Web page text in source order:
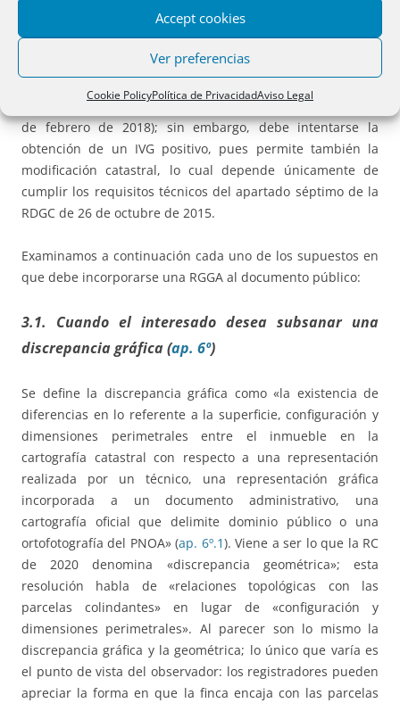
Accept cookies
Ver preferencias
Cookie PolicyPolítica de PrivacidadAviso Legal
comunicación establecido en la RDGC de 26 de octubre de
2015.
la inscripción en el Registro de la Propiedad (RDGRN de 6
de febrero de 2018); sin embargo, debe intentarse la
obtención de un IVG positivo, pues permite también la
modificación catastral, lo cual depende únicamente de
cumplir los requisitos técnicos del apartado séptimo de la
RDGC de 26 de octubre de 2015.
Examinamos a continuación cada uno de los supuestos en
que debe incorporarse una RGGA al documento público:
3.1. Cuando el interesado desea subsanar una
discrepancia gráfica (ap. 6º)
Se define la discrepancia gráfica como «la existencia de
diferencias en lo referente a la superficie, configuración y
dimensiones perimetrales entre el inmueble en la
cartografía catastral con respecto a una representación
realizada por un técnico, una representación gráfica
incorporada a un documento administrativo, una
cartografía oficial que delimite dominio público o una
ortofotografía del PNOA» (ap. 6º.1). Viene a ser lo que la RC
de 2020 denomina «discrepancia geométrica»; esta
resolución habla de «relaciones topológicas con las
parcelas colindantes» en lugar de «configuración y
dimensiones perimetrales». Al parecer son lo mismo la
discrepancia gráfica y la geométrica; lo único que varía es
el punto de vista del observador: los registradores pueden
apreciar la forma en que la finca encaja con las parcelas